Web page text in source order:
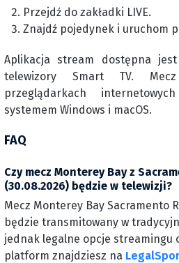
Przejdź do zakładki LIVE.
Znajdź pojedynek i uruchom
Aplikacja stream dostępna
telewizory Smart TV.
przeglądarkach
systemem Windows i macOS.
FAQ
Czy mecz Monterey Bay z
(30.08.2026) będzie w telewizji?
Mecz Monterey Bay Sacramento
będzie transmitowany w
jednak legalne opcje streamingu
platform znajdziesz na